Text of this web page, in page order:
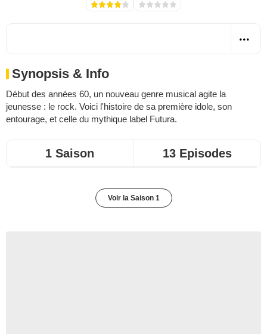
Synopsis & Info
Début des années 60, un nouveau genre musical agite la
jeunesse : le rock. Voici l'histoire de sa première idole, son
entourage, et celle du mythique label Futura.
1 Saison 13 Episodes
Voir la Saison 1